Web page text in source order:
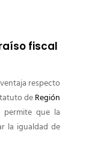
fiscal
respecto
deRegión
permite que la
la igualdad de